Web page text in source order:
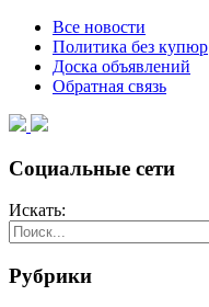
Все новости
Политика без купюр
Доска объявлений
Обратная связь
Социальные сети
Искать:
Рубрики